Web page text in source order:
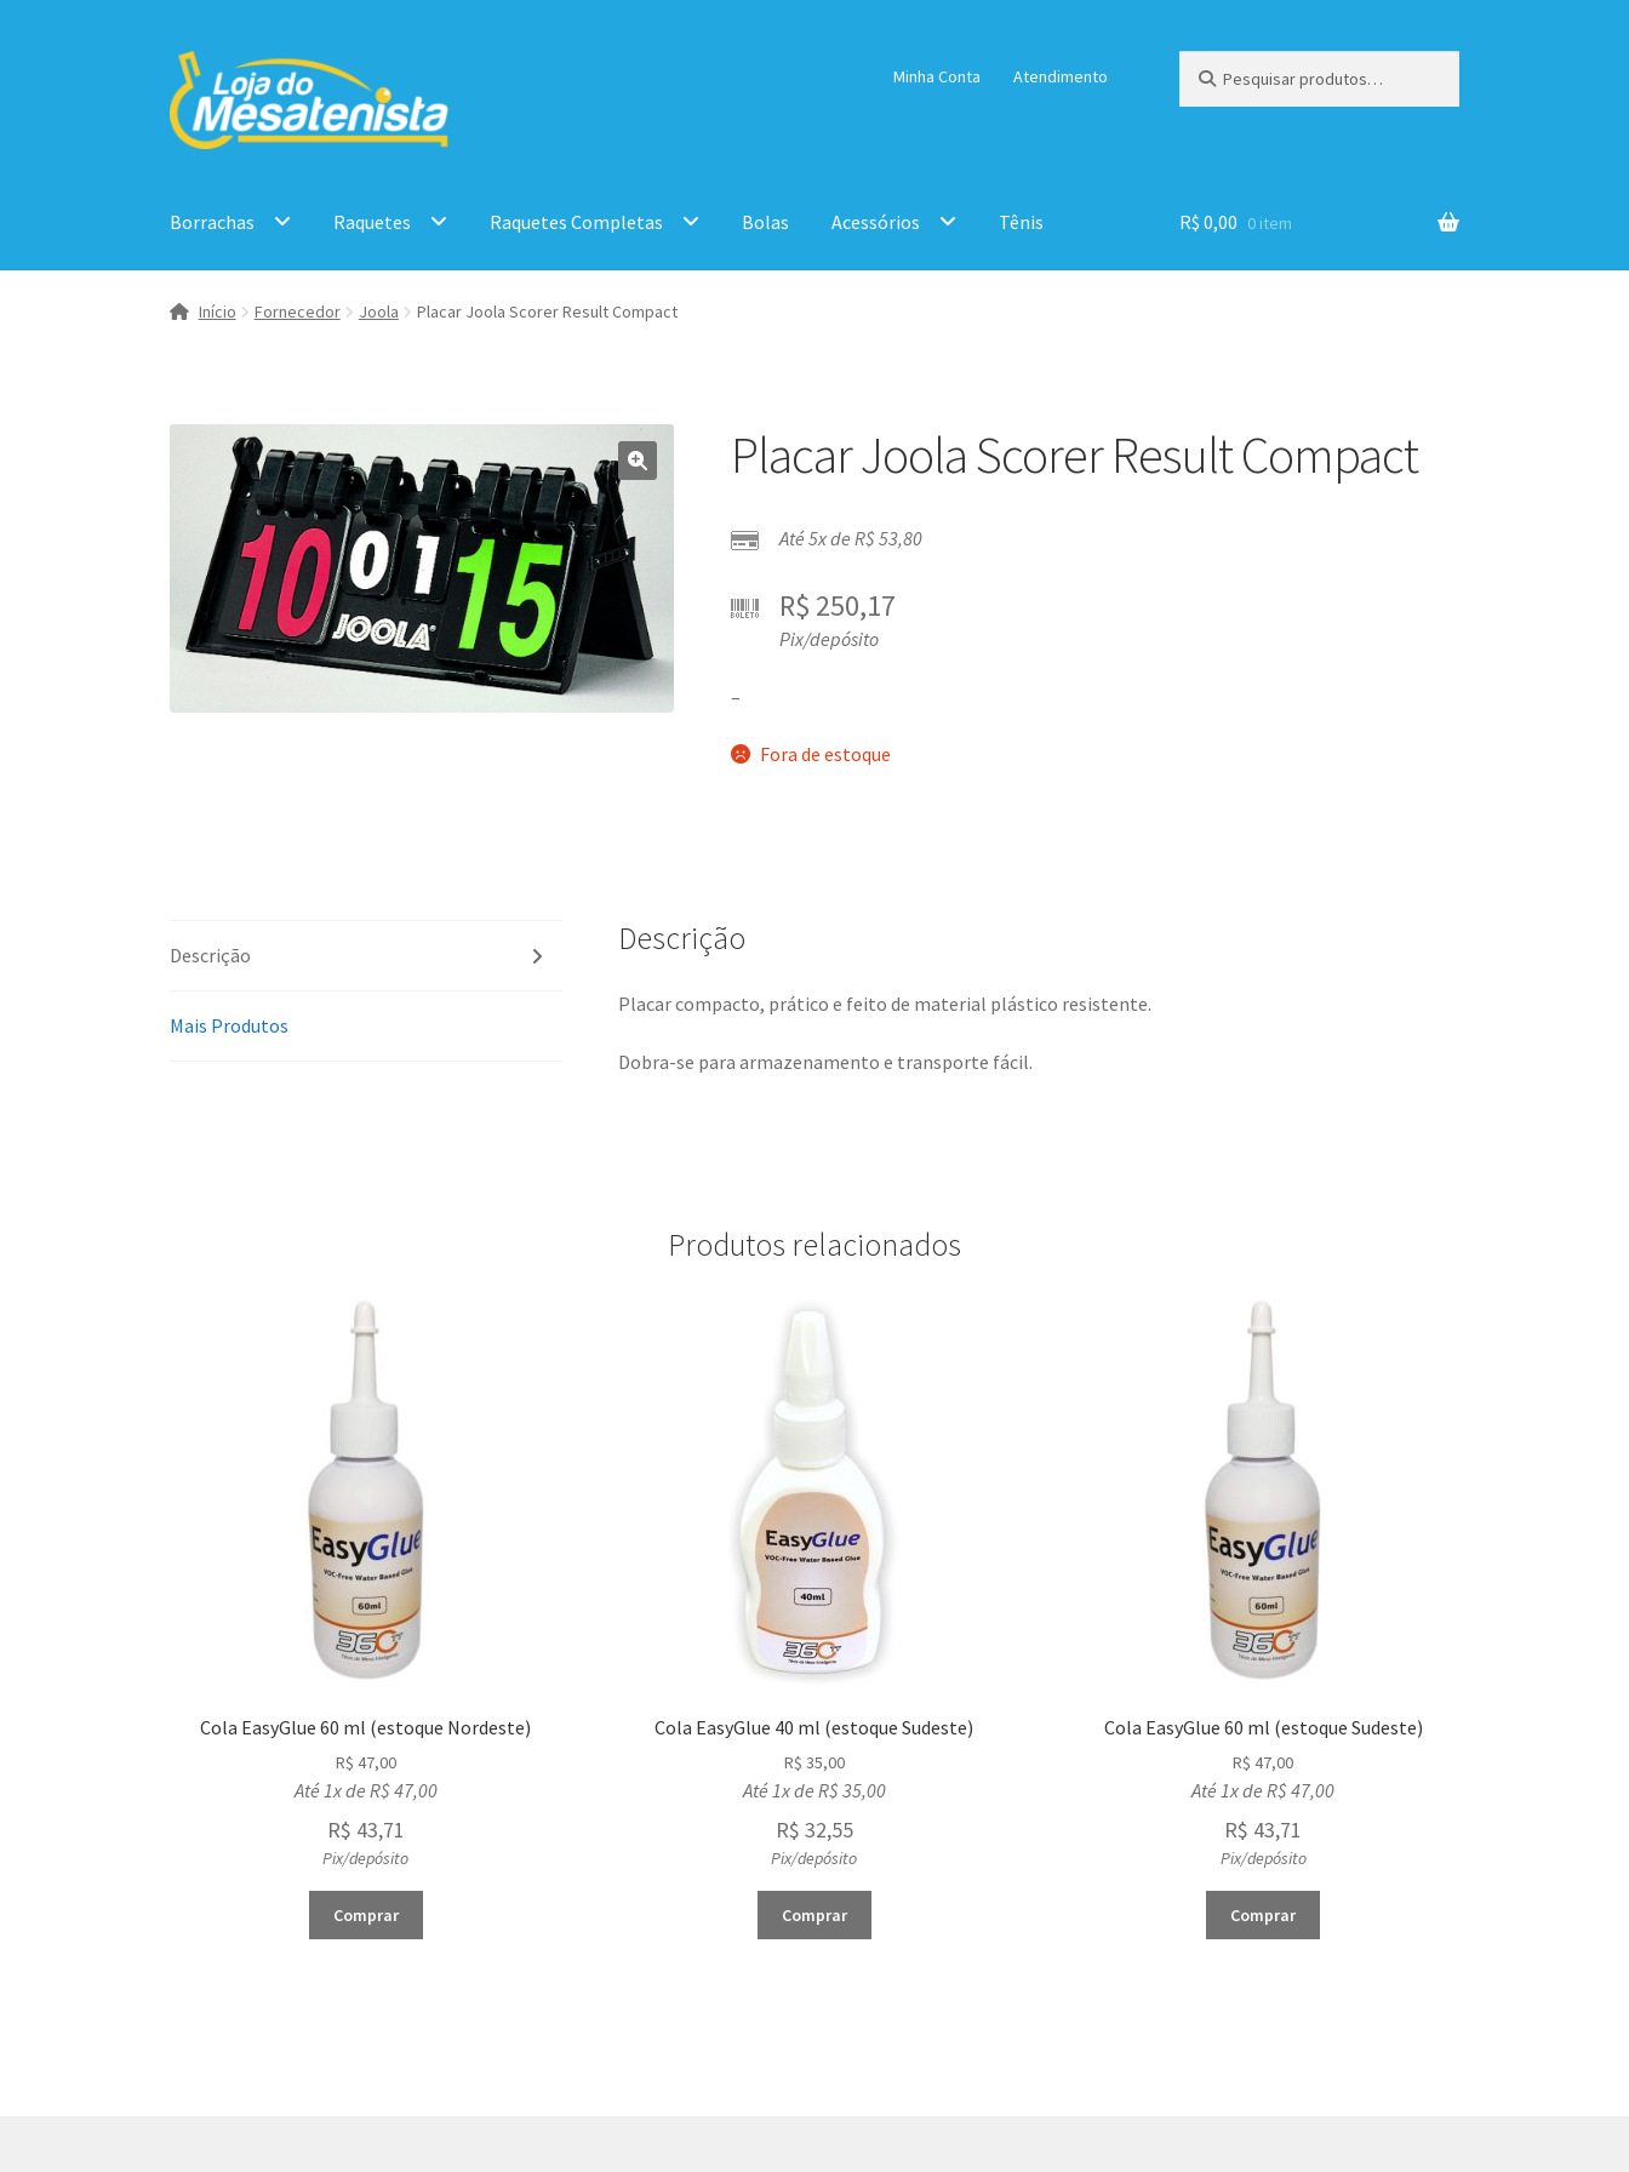
Pular
para
navegação
Pular
para
o
conteúdo
Minha Conta Atendimento
por:
Borrachas Raquetes Raquetes Completas Bolas Acessórios Tênis R$ 0,00 0 item
Início Fornecedor Joola Placar Joola Scorer Result Compact
Placar Joola Scorer Result Compact
Até 5x de R$53,80
R$ 250,17
Pix/depósito
–
Fora de estoque
Descrição
Mais Produtos
Descrição
Placar compacto, prático e feito de material plástico resistente.
Dobra-se para armazenamento e transporte fácil.
Produtos relacionados
Cola EasyGlue 60 ml (estoque Nordeste)
R$ 47,00
Até 1x de R$47,00
R$ 43,71
Pix/depósito
Comprar
Cola EasyGlue 40 ml (estoque Sudeste)
R$ 35,00
Até 1x de R$35,00
R$ 32,55
Pix/depósito
Comprar
Cola EasyGlue 60 ml (estoque Sudeste)
R$ 47,00
Até 1x deR$47,00
R$ 43,71
Pix/depósito
Comprar